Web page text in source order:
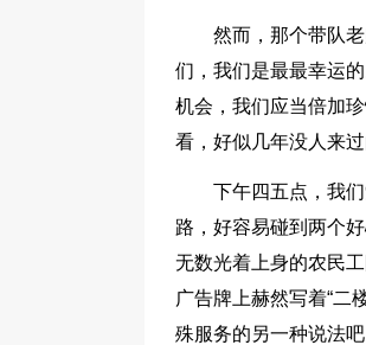
然而，那个带队
们，我们是最最幸运
机会，我们应当倍加
看，好似几年没人来
下午四五点，我
路，好容易碰到两个
无数光着上身的农民
广告牌上赫然写着“二
殊服务的另一种说法